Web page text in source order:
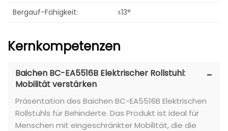
Bergauf-Fähigkeit:
≤13°
Kernkompetenzen
Baichen BC-EA5516B Elektrischer Rollstuhl:
Mobilität verstärken
Präsentation des Baichen BC-EA5516B Elektrischen
Rollstuhls für Behinderte. Das Produkt ist ideal für
Menschen mit eingeschränkter Mobilität, die die